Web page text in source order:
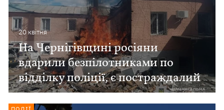
20 квiтня
На Чернігівщині росіяни
вдарили безпілотниками по
відділку поліції, є постраждалий